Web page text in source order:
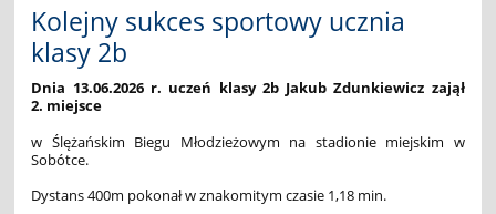
🤾🏻‍♀️:
Kolejny sukces sportowy ucznia
klasy 2b
Dnia 13.06.2026 r. uczeń klasy 2b Jakub Zdunkiewicz zajął
2. miejsce
w Ślężańskim Biegu Młodzieżowym na stadionie miejskim w
Sobótce.
Dystans 400m pokonał w znakomitym czasie 1,18 min.